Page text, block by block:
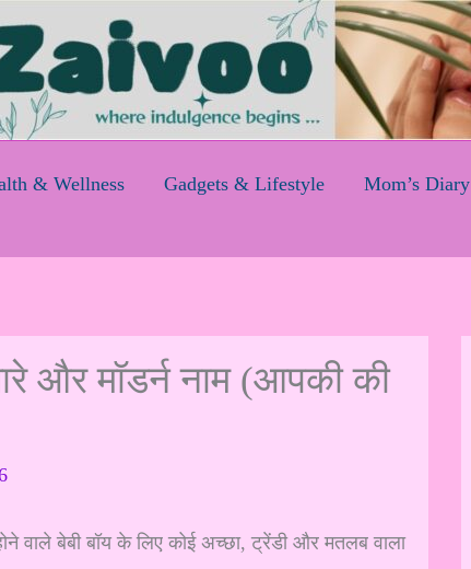
& Wellness Gadgets & Lifestyle Mom’s Diary
और मॉडर्न नाम (आपकी की
बेबी बॉय के लिए कोई अच्छा, ट्रेंडी और मतलब वाला